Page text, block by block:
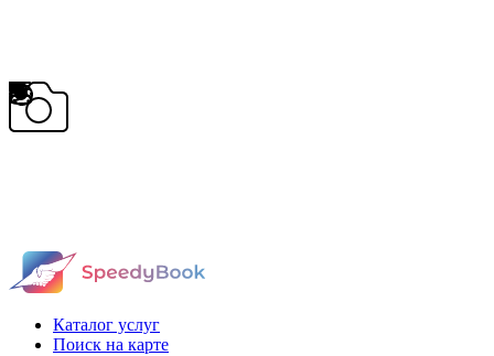
Каталог услуг
Поиск на карте